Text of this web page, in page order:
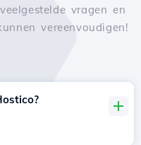
vragen en
vereenvoudigen!